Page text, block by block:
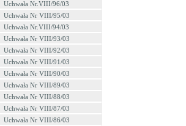
Uchwała Nr.VIII/96/03
Uchwała Nr VIII/95/03
Uchwała Nr.VIII/94/03
Uchwała Nr VIII/93/03
Uchwała Nr VIII/92/03
Uchwała Nr VIII/91/03
Uchwała Nr VIII/90/03
Uchwała Nr VIII/89/03
Uchwała Nr VIII/88/03
Uchwała Nr VIII/87/03
Uchwała Nr VIII/86/03